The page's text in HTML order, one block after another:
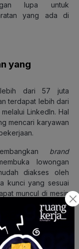
lupa untuk
yang ada di
yang
lebih dari 57 juta
terdapat lebih dari
LinkedIn. Hal
mencari karyawan
brand
lowongan
diakses oleh
kunci yang sesuai
muncul di mesin
perusahaan